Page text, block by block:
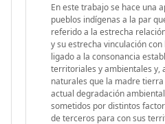
En este trabajo se hace una
pueblos indígenas a la par
referido a la estrecha
y su estrecha vinculación
ligado a la consonancia
territoriales y ambientales y,
naturales que la madre
actual degradación
sometidos por distintos
de terceros para con sus